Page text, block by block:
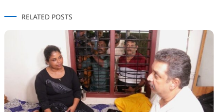
RELATED POSTS